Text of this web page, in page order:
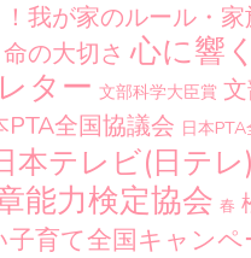
我が家のルール・家
の大切さ 心に響
ター 文部科学大臣賞
PTA全国協議会 日本
本テレビ(日テレ)
能力検定協会 春
子育て全国キャンペ